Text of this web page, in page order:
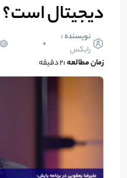
دیجیتال است؟
نویسنده :
رابکس
زمان مطالعه :۲ دقیقه